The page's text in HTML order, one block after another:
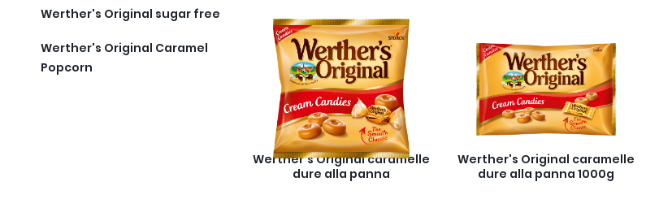
Werther's Original sugar free
Werther's Original Caramel
Popcorn
Werther's Original caramelle
dure alla panna
Werther's Original caramelle
dure alla panna 1000g